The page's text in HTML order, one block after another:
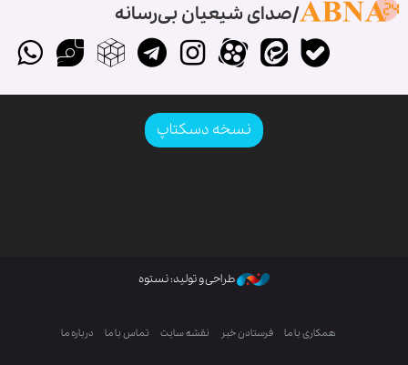
صدای شیعیان بی‌رسانه
نسخه دسکتاپ
طراحی و تولید: نستوه
همکاری با ما فرستادن خبر نقشه سایت تماس با ما درباره ما